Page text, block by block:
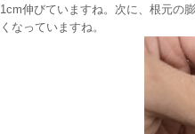
伸びていますね。次に、根元の
なっていますね。